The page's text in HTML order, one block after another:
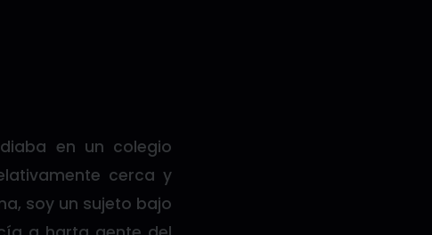
en un colegio
cerca y
soy un sujeto bajo